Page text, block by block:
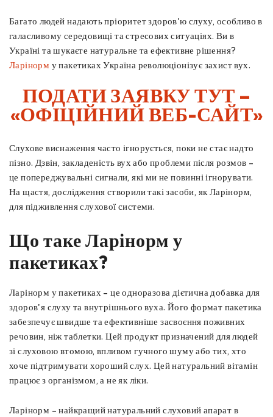
Багато людей надають пріоритет здоров'ю слуху, особливо в
галасливому середовищі та стресових ситуаціях. Ви в
Україні та шукаєте натуральне та ефективне рішення?
Ларінорм у пакетиках Україна революціонізує захист вух.
ПОДАТИ ЗАЯВКУ ТУТ –
«ОФІЦІЙНИЙ ВЕБ-САЙТ»
Слухове виснаження часто ігнорується, поки не стає надто
пізно. Дзвін, закладеність вух або проблеми після розмов –
це попереджувальні сигнали, які ми не повинні ігнорувати.
На щастя, дослідження створили такі засоби, як Ларінорм,
для підживлення слухової системи.
Що таке Ларінорм у
пакетиках?
Ларінорм у пакетиках – це одноразова дієтична добавка для
здоров'я слуху та внутрішнього вуха. Його формат пакетика
забезпечує швидше та ефективніше засвоєння поживних
речовин, ніж таблетки. Цей продукт призначений для людей
зі слуховою втомою, впливом гучного шуму або тих, хто
хоче підтримувати хороший слух. Цей натуральний вітамін
працює з організмом, а не як ліки.
Ларінорм – найкращий натуральний слуховий апарат в